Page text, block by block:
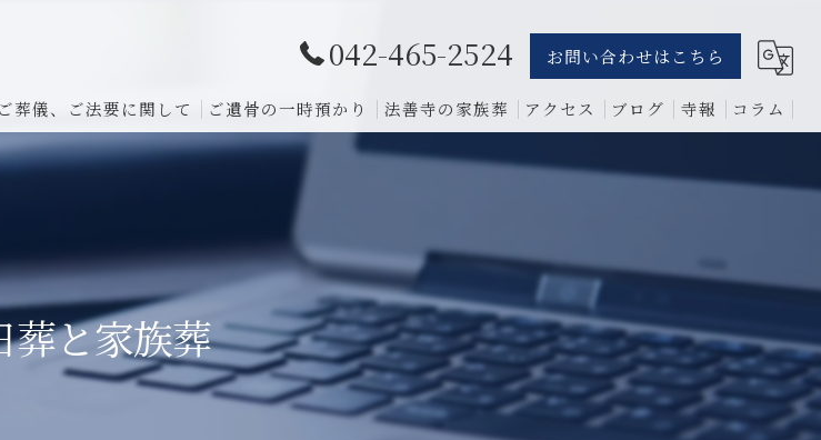
042-465-2524 お問い合わせはこちら
ご葬儀、ご法要に関して ご遺骨の一時預かり 法善寺の家族葬
費用
1日葬
相談
アクセス ブログ 寺報 コラム
葬と家族葬